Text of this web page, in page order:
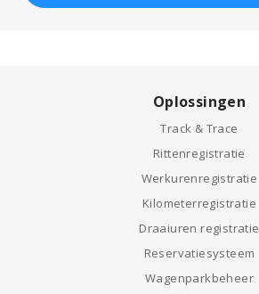
Oplossingen
Track & Trace
Rittenregistratie
Werkurenregistratie
Kilometerregistratie
Draaiuren registratie
Reservatiesysteem
Wagenparkbeheer